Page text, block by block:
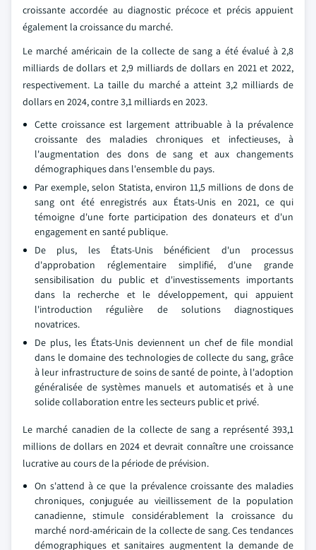
croissante accordée au diagnostic précoce et précis appuient
également la croissance du marché.
Le marché américain de la collecte de sang a été évalué à 2,8
milliards de dollars et 2,9 milliards de dollars en 2021 et 2022,
respectivement. La taille du marché a atteint 3,2 milliards de
dollars en 2024, contre 3,1 milliards en 2023.
Cette croissance est largement attribuable à la prévalence
croissante des maladies chroniques et infectieuses, à
l'augmentation des dons de sang et aux changements
démographiques dans l'ensemble du pays.
Par exemple, selon Statista, environ 11,5 millions de dons de
sang ont été enregistrés aux États-Unis en 2021, ce qui
témoigne d'une forte participation des donateurs et d'un
engagement en santé publique.
De plus, les États-Unis bénéficient d'un processus
d'approbation réglementaire simplifié, d'une grande
sensibilisation du public et d'investissements importants
dans la recherche et le développement, qui appuient
l'introduction régulière de solutions diagnostiques
novatrices.
De plus, les États-Unis deviennent un chef de file mondial
dans le domaine des technologies de collecte du sang, grâce
à leur infrastructure de soins de santé de pointe, à l'adoption
généralisée de systèmes manuels et automatisés et à une
solide collaboration entre les secteurs public et privé.
Le marché canadien de la collecte de sang a représenté 393,1
millions de dollars en 2024 et devrait connaître une croissance
lucrative au cours de la période de prévision.
On s'attend à ce que la prévalence croissante des maladies
chroniques, conjuguée au vieillissement de la population
canadienne, stimule considérablement la croissance du
marché nord-américain de la collecte de sang. Ces tendances
démographiques et sanitaires augmentent la demande de